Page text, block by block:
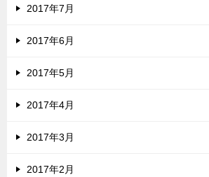
2017年7月
2017年6月
2017年5月
2017年4月
2017年3月
2017年2月